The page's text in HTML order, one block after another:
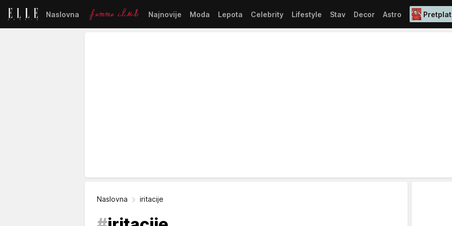
Naslovna Najnovije Moda Lepota Celebrity Lifestyle Stav Decor Astro
Naslovna iritacije